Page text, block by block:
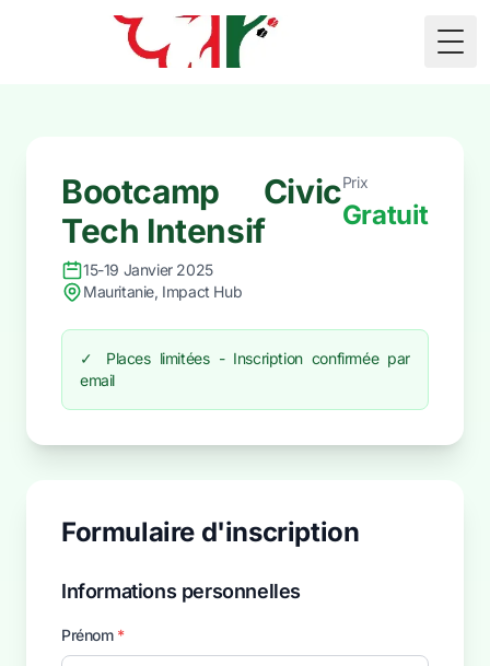
🇲🇷
Bootcamp Civic
Tech Intensif
15-19 Janvier 2025
Mauritanie, Impact Hub
Prix
Gratuit
✓ Places limitées - Inscription confirmée par
email
Formulaire d'inscription
Informations personnelles
Prénom *